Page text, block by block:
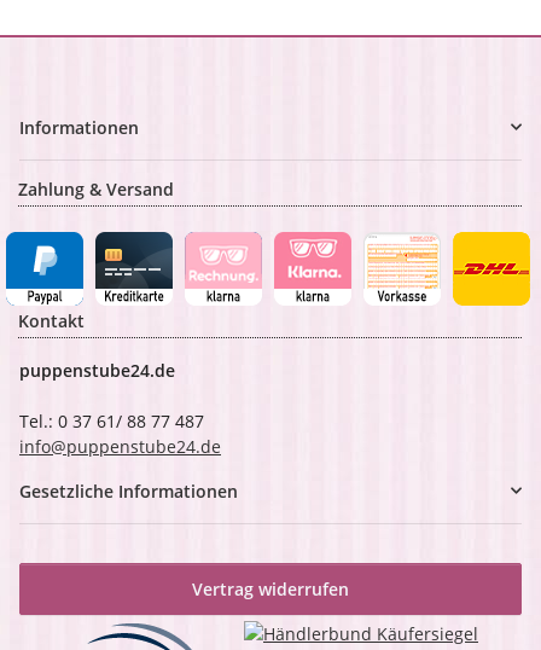
Informationen
Zahlung & Versand
Kontakt
puppenstube24.de
Tel.: 0 37 61/ 88 77 487
info@puppenstube24.de
Gesetzliche Informationen
Vertrag widerrufen